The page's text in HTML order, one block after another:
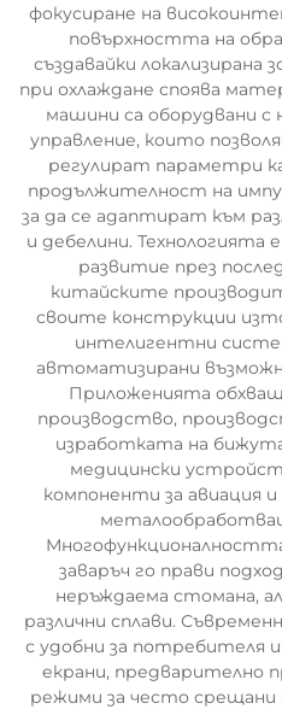
фокусиране на
повърхността на
създавайки локализирана
при охлаждане споява
машини са оборудвани с
управление, които
регулират параметри
продължителност на
за да се адаптират към
и дебелини. Технологията
развитие през
китайските
своите конструкции
интелигентни
автоматизирани
Приложенията
производство,
изработката на
медицински
компоненти за авиация
заваръч го прави
неръждаема стомана,
различни сплави.
с удобни за потребителя
екрани, предварително
режими за често срещани